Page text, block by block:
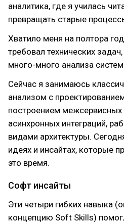
аналитика, где я училась
превращать старые
Хватило меня на полтора
требовал технических
много-много анализа систем.
Сейчас я занимаюсь
анализом с
построением
асинхронных интеграций,
видами архитектуры.
идеях и инсайтах, которые
это время.
Софт инсайты
Эти четыри гибких навыка
концепцию Soft Skills)